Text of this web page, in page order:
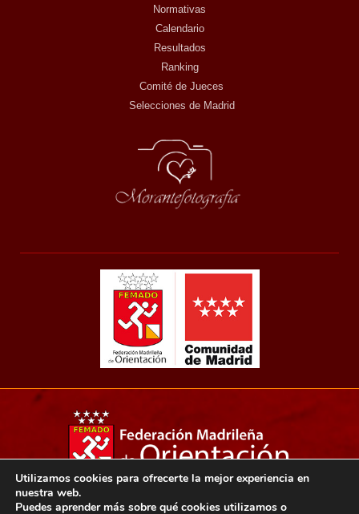
Normativas
Calendario
Resultados
Ranking
Comité de Jueces
Selecciones de Madrid
Copyright 2021© Federación madrileña de orientación.
Utilizamos cookies para ofrecerte la mejor experiencia en
nuestra web.
Puedes aprender más sobre qué cookies utilizamos o